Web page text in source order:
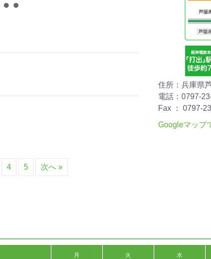
4 5 次へ »
住所：兵庫県
電話：0797-
Fax ： 0797-
Googleマップ
月 火 水